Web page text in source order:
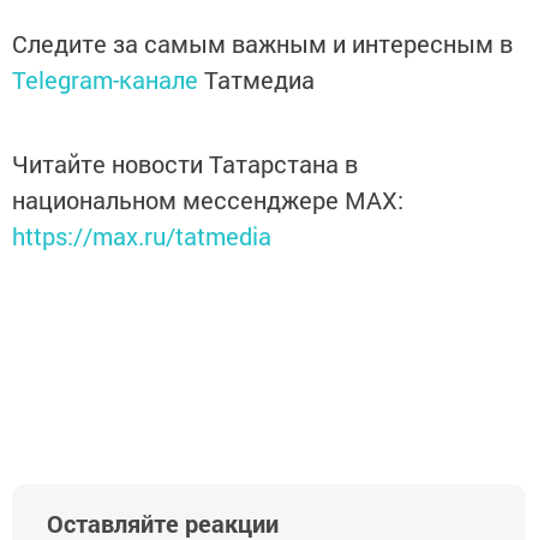
Следите за самым важным и интересным в
Telegram-канале Татмедиа
Читайте новости Татарстана в
национальном мессенджере MАХ:
https://max.ru/tatmedia
Оставляйте реакции